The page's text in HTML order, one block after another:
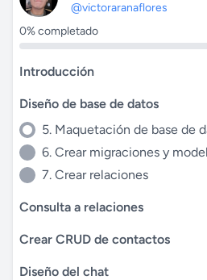
@victoraranaflores
0% completado
Introducción
Diseño de base de datos
5. Maquetación de base de
6. Crear migraciones y
7. Crear relaciones
Consulta a relaciones
Crear CRUD de contactos
Diseño del chat